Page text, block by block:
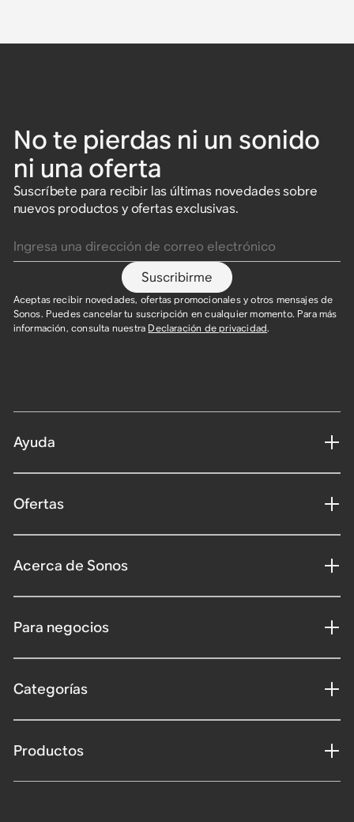
No te pierdas ni un sonido
ni una oferta
Suscríbete para recibir las últimas novedades sobre
nuevos productos y ofertas exclusivas.
Suscribirme
Aceptas recibir novedades, ofertas promocionales y otros mensajes de
Sonos. Puedes cancelar tu suscripción en cualquier momento. Para más
información, consulta nuestra Declaración de privacidad.
Ayuda
Ofertas
Acerca de Sonos
Para negocios
Categorías
Productos